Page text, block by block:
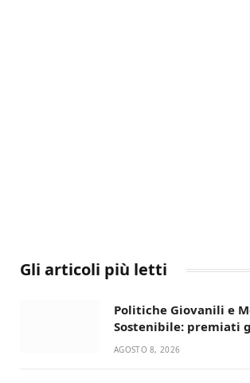
Gli articoli più letti
Politiche Giovanili e
Sostenibile: premiati
universitari del bando
AGOSTO 8, 2026